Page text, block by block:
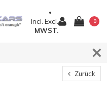
Incl. Excl.
MWST.
0
Zurück